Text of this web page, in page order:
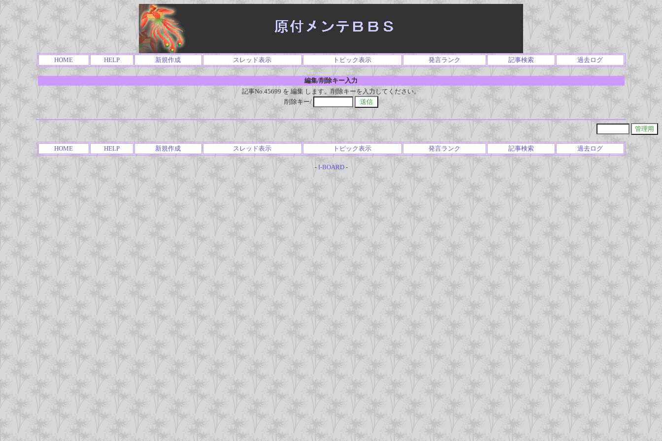
HOME HELP 新規作成 スレッド表示 トピック表示 発言ランク 記事検索 過去ログ
編集/削除キー入力
記事No.45699 を 編集 します。削除キーを入力してください。
削除キー/
HOME HELP 新規作成 スレッド表示 トピック表示 発言ランク 記事検索 過去ログ
- I-BOARD-